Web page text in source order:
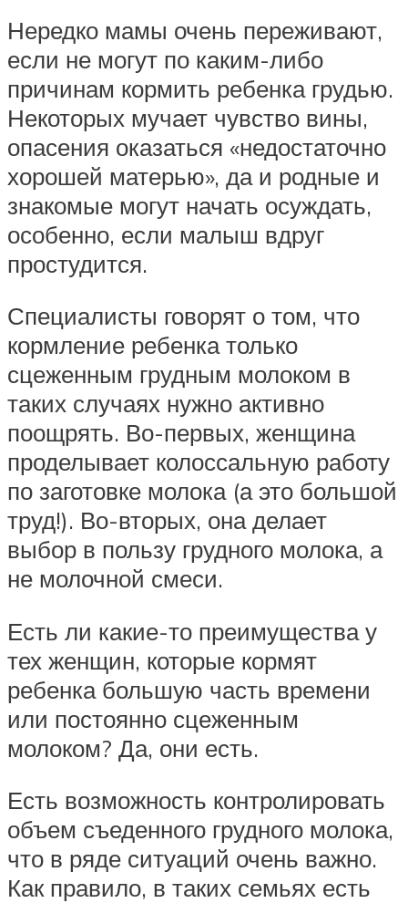
Нередко мамы очень переживают,
если не могут по каким-либо
причинам кормить ребенка грудью.
Некоторых мучает чувство вины,
опасения оказаться «недостаточно
хорошей матерью», да и родные и
знакомые могут начать осуждать,
особенно, если малыш вдруг
простудится.
Специалисты говорят о том, что
кормление ребенка только
сцеженным грудным молоком в
таких случаях нужно активно
поощрять. Во-первых, женщина
проделывает колоссальную работу
по заготовке молока (а это большой
труд!). Во-вторых, она делает
выбор в пользу грудного молока, а
не молочной смеси.
Есть ли какие-то преимущества у
тех женщин, которые кормят
ребенка большую часть времени
или постоянно сцеженным
молоком? Да, они есть.
Есть возможность контролировать
объем съеденного грудного молока,
что в ряде ситуаций очень важно.
Как правило, в таких семьях есть